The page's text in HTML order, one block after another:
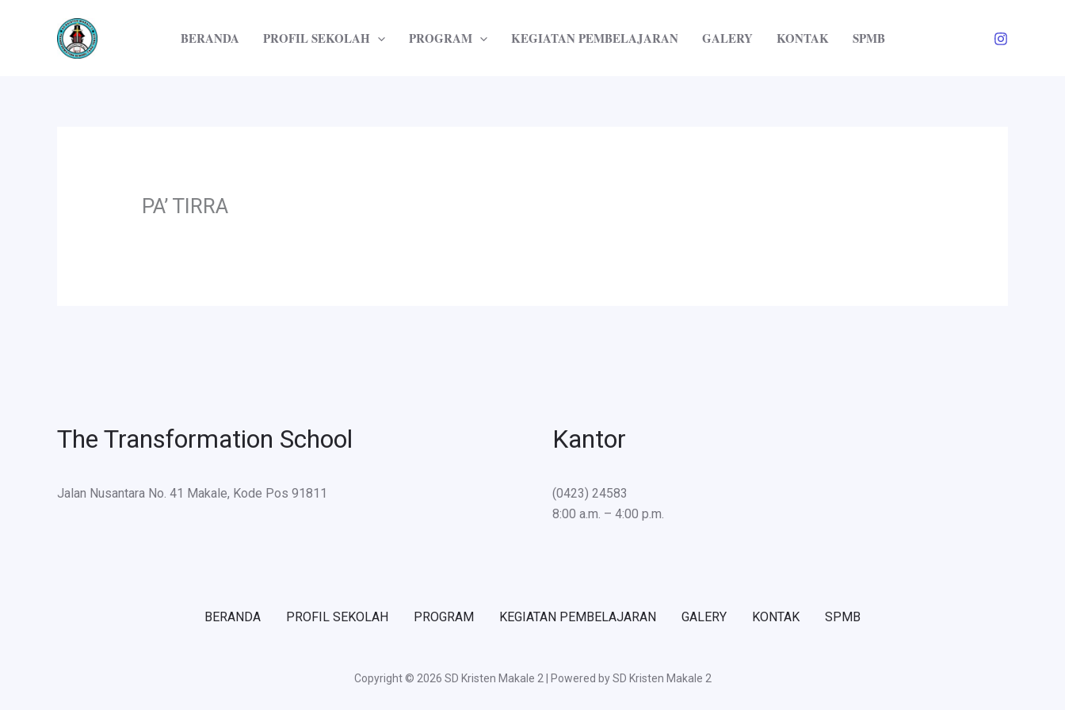
BERANDA PROFIL SEKOLAH PROGRAM KEGIATAN PEMBELAJARAN GALERY KONTAK SPMB
PA’ TIRRA
The Transformation School
Jalan Nusantara No. 41 Makale, Kode Pos 91811
Kantor
(0423) 24583
8:00 a.m. – 4:00 p.m.
BERANDA PROFIL SEKOLAH PROGRAM KEGIATAN PEMBELAJARAN GALERY KONTAK SPMB
Copyright © 2026 SD Kristen Makale 2 | Powered by SD Kristen Makale 2